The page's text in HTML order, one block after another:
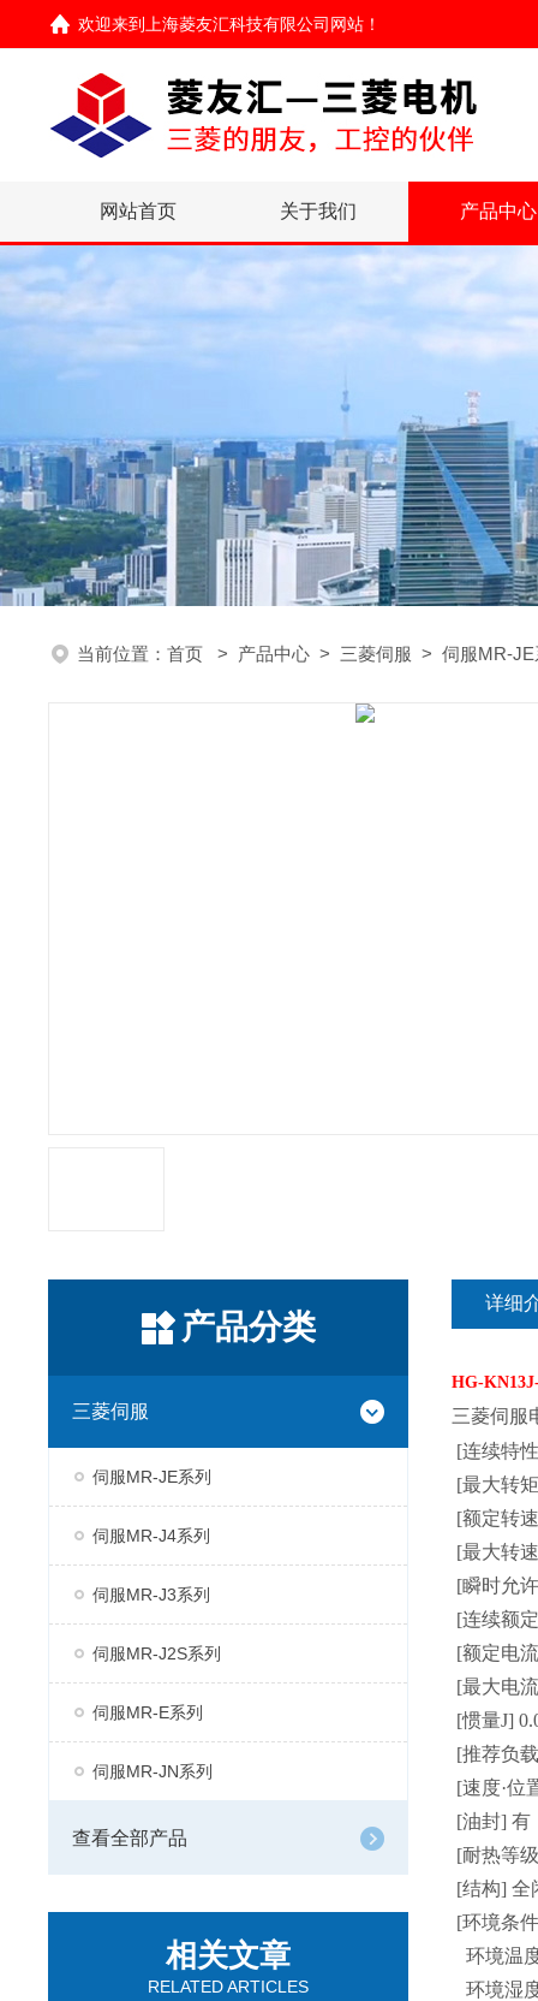
欢迎来到 上海菱友汇科技有限公司网站 ！
网站首页 关于我们 产品中心
当前位置： 首页 > 产品中心 > 三菱伺服 > 伺服MR-JE
产品分类
三菱伺服
伺服MR-JE系列
伺服MR-J4系列
伺服MR-J3系列
伺服MR-J2S系列
伺服MR-E系列
伺服MR-JN系列
查看全部产品
相关文章
RELATED ARTICLES
详细
HG-
三菱伺服
[连续特
[最大转
[额定转
[最大转
[瞬时允
[连续额
[额定电
[最大电
[惯量J]
[推荐负
[速度·位
[油封] 有
[耐热等
[结构] 全
[环境条
环境温
环境湿